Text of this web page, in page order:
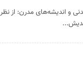
و اندیشه‌های مدرن: از